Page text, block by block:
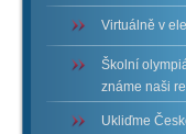
Virtuálně v
Školní
známe naši
Ukliďme